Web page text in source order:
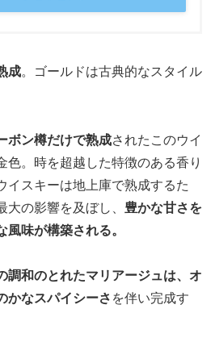
成。ゴールドは古典的なスタイル
ボン樽だけで熟成されたこのウイ
色。時を超越した特徴のある香り
イスキーは地上庫で熟成するた
の影響を及ぼし、 豊かな甘さを
味が構築される。
調和のとれたマリアージュは、オ
かなスパイシーさを伴い完成す